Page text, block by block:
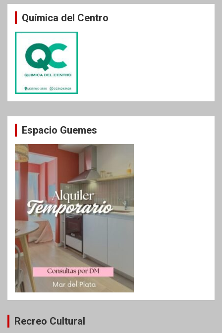
Química del Centro
Espacio Guemes
Recreo Cultural